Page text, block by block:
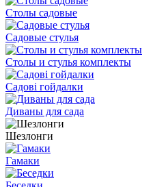
Cтолы cадовые
Садовые стулья
Столы и стулья комплекты
Садові гойдалки
Диваны для сада
Шезлонги
Гамаки